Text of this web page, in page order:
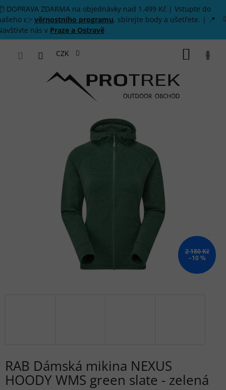
Přejít na obsah
DOPRAVA ZDARMA na objednávky nad 1.499 Kč | Vstupte do
👉 věrnostního programu, sbírejte body a ušetřete. | 📍
nás v Praze a Ostravě
CZK
2 180 Kč
–10 %
RAB Dámská mikina NEXUS
HOODY WMS green slate - zelená